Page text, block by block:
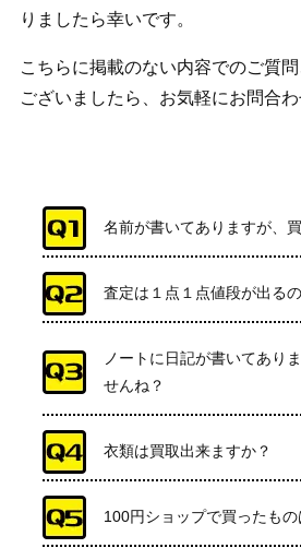
りましたら幸いです。
こちらに掲載のない内容でのご質
ございましたら、お気軽にお問合わ
名前が書いてありますが、
査定は１点１点値段が出る
ノートに日記が書いてあり
せんね？
衣類は買取出来ますか？
100円ショップで買ったもの